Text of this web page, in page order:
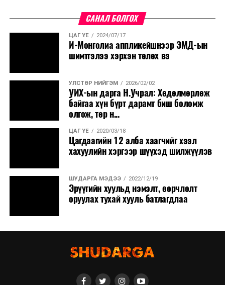
САНАЛ БОЛГОХ
ЦАГ ҮЕ 2024/07/17
И-Монголиа аппликейшнээр ЭМД-ын
шимтгэлээ хэрхэн төлөх вэ
УЛСТӨР НИЙГЭМ 2026/02/02
УИХ-ын дарга Н.Учрал: Хөдөлмөрлөж
байгаа хүн бүрт дарамт биш боломж
олгож, төр н...
ЦАГ ҮЕ 2020/03/18
Цагдаагийн 12 алба хаагчийг хээл
хахуулийн хэргээр шүүхэд шилжүүлэв
ШУДАРГА МЭДЭЭ 2022/12/19
Эрүүгийн хуульд нэмэлт, өөрчлөлт
оруулах тухай хууль батлагдлаа